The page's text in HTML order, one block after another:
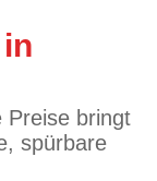
Preise bringt
spürbare